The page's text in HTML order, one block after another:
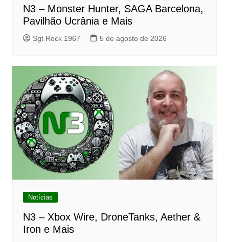
N3 – Monster Hunter, SAGA Barcelona,
Pavilhão Ucrânia e Mais
Sgt Rock 1967 5 de agosto de 2026
Notícias
N3 – Xbox Wire, DroneTanks, Aether &
Iron e Mais